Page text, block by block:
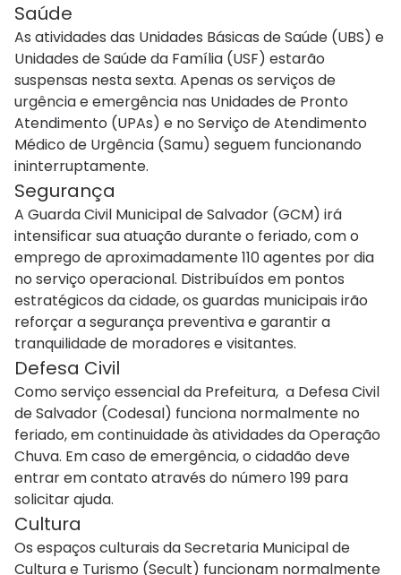
Saúde
As atividades das Unidades Básicas de Saúde (UBS) e
Unidades de Saúde da Família (USF) estarão
suspensas nesta sexta. Apenas os serviços de
urgência e emergência nas Unidades de Pronto
Atendimento (UPAs) e no Serviço de Atendimento
Médico de Urgência (Samu) seguem funcionando
ininterruptamente.
Segurança
A Guarda Civil Municipal de Salvador (GCM) irá
intensificar sua atuação durante o feriado, com o
emprego de aproximadamente 110 agentes por dia
no serviço operacional. Distribuídos em pontos
estratégicos da cidade, os guardas municipais irão
reforçar a segurança preventiva e garantir a
tranquilidade de moradores e visitantes.
Defesa Civil
Como serviço essencial da Prefeitura, a Defesa Civil
de Salvador (Codesal) funciona normalmente no
feriado, em continuidade às atividades da Operação
Chuva. Em caso de emergência, o cidadão deve
entrar em contato através do número 199 para
solicitar ajuda.
Cultura
Os espaços culturais da Secretaria Municipal de
Cultura e Turismo (Secult) funcionam normalmente